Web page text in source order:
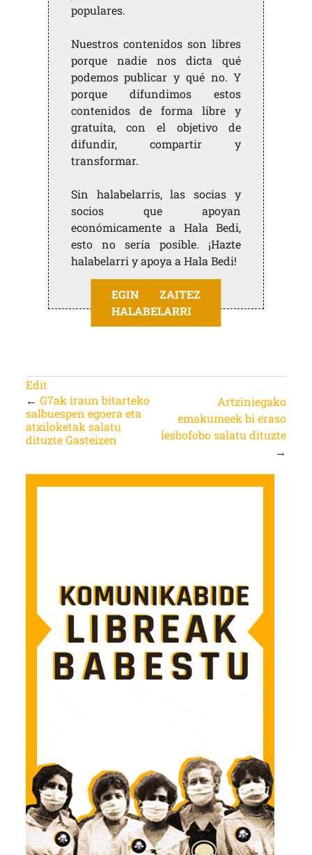
populares.
Nuestros contenidos son libres
porque nadie nos dicta qué
podemos publicar y qué no. Y
porque difundimos estos
contenidos de forma libre y
gratuita, con el objetivo de
difundir, compartir y
transformar.
Sin halabelarris, las socias y
socios que apoyan
económicamente a Hala Bedi,
esto no sería posible. ¡Hazte
halabelarri y apoya a Hala Bedi!
EGIN ZAITEZ
HALABELARRI
Edit
← G7ak iraun bitarteko
salbuespen egoera eta
atxiloketak salatu
dituzte Gasteizen
Artziniegako
emakumeek bi eraso
lesbofobo salatu dituzte
→